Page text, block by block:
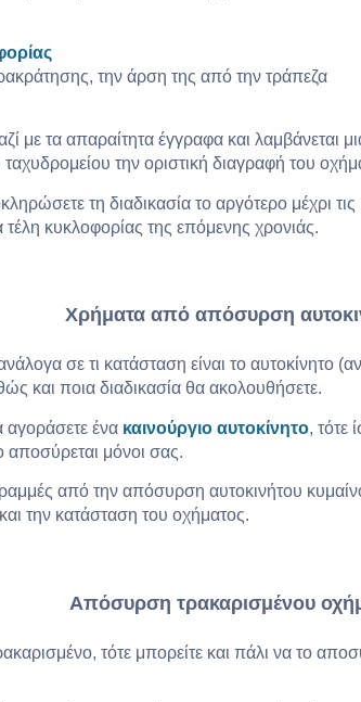
την άρση της από την τράπεζα
με τα απαραίτητα έγγραφα και λαμβάνεται
την οριστική διαγραφή του
τη διαδικασία το αργότερο μέχρι
κυκλοφορίας της επόμενης χρονιάς.
Χρήματα από απόσυρση
σε τι κατάσταση είναι το αυτοκίνητο
και ποια διαδικασία θα ακολουθήσετε.
αγοράσετε ένα καινούργιο αυτοκίνητο, τότε
αποσύρεται μόνοι σας.
από την απόσυρση αυτοκινήτου
την κατάσταση του οχήματος.
Απόσυρση τρακαρισμένου
τότε μπορείτε και πάλι να το